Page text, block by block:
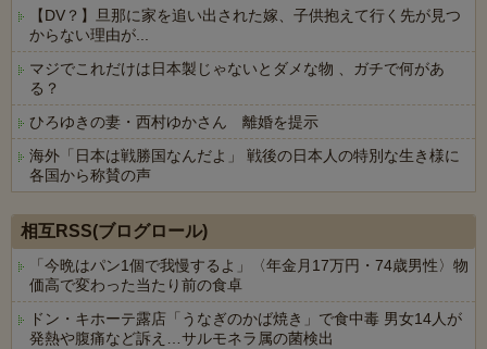
【DV？】旦那に家を追い出された嫁、子供抱えて行く先が見つ
からない理由が...
マジでこれだけは日本製じゃないとダメな物 、ガチで何があ
る？
ひろゆきの妻・西村ゆかさん 離婚を提示
海外「日本は戦勝国なんだよ」 戦後の日本人の特別な生き様に
各国から称賛の声
相互RSS(ブログロール)
「今晩はパン1個で我慢するよ」〈年金月17万円・74歳男性〉物
価高で変わった当たり前の食卓
ドン・キホーテ露店「うなぎのかば焼き」で食中毒 男女14人が
発熱や腹痛など訴え…サルモネラ属の菌検出